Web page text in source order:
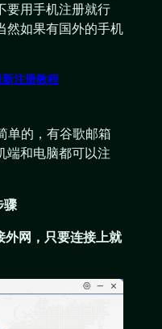
要用手机注册就行
然如果有国外的手机
注册教程
单的，有谷歌邮箱
端和电脑都可以注
骤
外网，只要连接上就